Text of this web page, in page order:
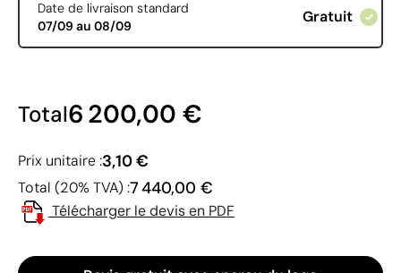
Date de livraison standard
07/09 au 08/09
Gratuit
Total6 200,00 €
Prix unitaire :3,10 €
Total (20% TVA) :7 440,00 €
Télécharger le devis en PDF